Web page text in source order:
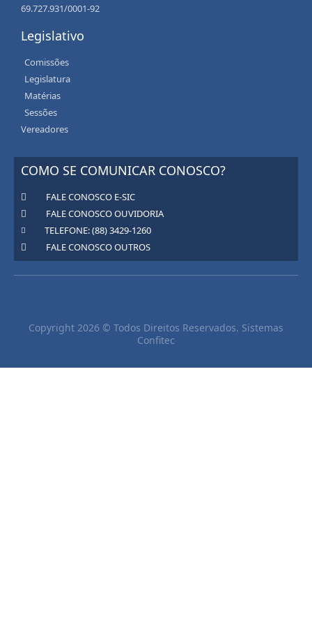
69.727.931/0001-92
Legislativo
Comissões
Legislatura
Matérias
Sessões
Vereadores
COMO SE COMUNICAR CONOSCO?
FALE CONOSCO E-SIC
FALE CONOSCO OUVIDORIA
TELEFONE: (88) 3429-1260
FALE CONOSCO OUTROS
Copyright 2026 © Todos Direitos Reservados. Sistemas
Confitec